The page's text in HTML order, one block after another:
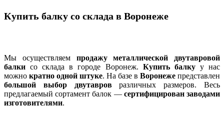
Купить балку со склада в Воронеже
Мы осуществляем продажу металлической двутавровой
балки со склада в городе Воронеж. Купить балкуу нас
можно кратно одной штуке. На базе в Воронеже представлен
большой выбор двутавровразличных размеров. Весь
предлагаемый сортамент балок — сертифицирован заводами
изготовителями.